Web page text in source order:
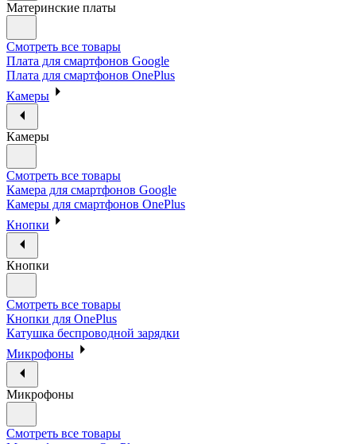
Материнские платы
Смотреть все товары
Плата для смартфонов Google
Плата для смартфонов OnePlus
Камеры
Камеры
Смотреть все товары
Камера для смартфонов Google
Камеры для смартфонов OnePlus
Кнопки
Кнопки
Смотреть все товары
Кнопки для OnePlus
Катушка беспроводной зарядки
Микрофоны
Микрофоны
Смотреть все товары